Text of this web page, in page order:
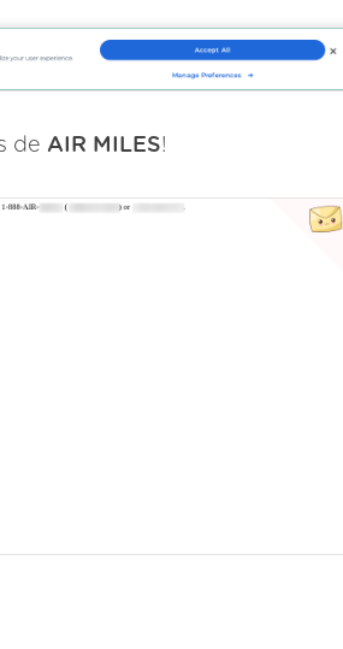
de AIR MILES!